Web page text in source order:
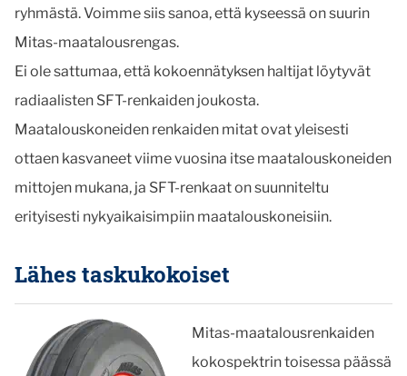
ryhmästä. Voimme siis sanoa, että kyseessä on suurin
Mitas-maatalousrengas.
Ei ole sattumaa, että kokoennätyksen haltijat löytyvät
radiaalisten SFT-renkaiden joukosta.
Maatalouskoneiden renkaiden mitat ovat yleisesti
ottaen kasvaneet viime vuosina itse maatalouskoneiden
mittojen mukana, ja SFT-renkaat on suunniteltu
erityisesti nykyaikaisimpiin maatalouskoneisiin.
Lähes taskukokoiset
Mitas-maatalousrenkaiden
kokospektrin toisessa päässä